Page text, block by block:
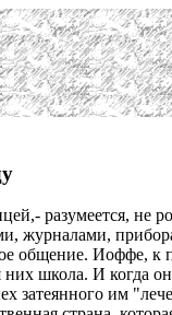
разумеется, не
журналами,
общение. Иоффе, к
школа. И когда
затеянного им